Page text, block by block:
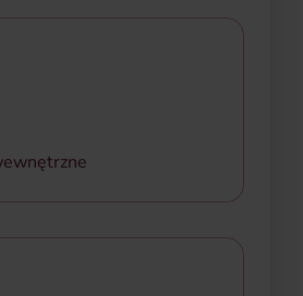
zdobyć nowe
wzbogacenie doświadczeń